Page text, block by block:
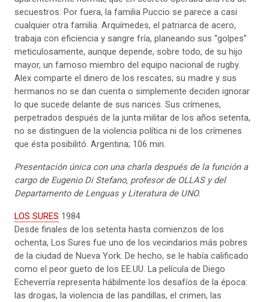
secuestros. Por fuera, la familia Puccio se parece a casi
cualquier otra familia. Arquímedes, el patriarca de acero,
trabaja con eficiencia y sangre fría, planeando sus “golpes”
meticulosamente, aunque depende, sobre todo, de su hijo
mayor, un famoso miembro del equipo nacional de rugby.
Alex comparte el dinero de los rescates; su madre y sus
hermanos no se dan cuenta o simplemente deciden ignorar
lo que sucede delante de sus narices. Sus crímenes,
perpetrados después de la junta militar de los años setenta,
no se distinguen de la violencia política ni de los crímenes
que ésta posibilitó. Argentina; 106 min.
Presentación única con una charla después de la función a
cargo de Eugenio Di Stefano, profesor de OLLAS y del
Departamento de Lenguas y Literatura de UNO.
LOS SURES 1984
Desde finales de los setenta hasta comienzos de los
ochenta, Los Sures fue uno de los vecindarios más pobres
de la ciudad de Nueva York. De hecho, se le había calificado
como el peor gueto de los EE.UU. La película de Diego
Echeverría representa hábilmente los desafíos de la época:
las drogas, la violencia de las pandillas, el crimen, las